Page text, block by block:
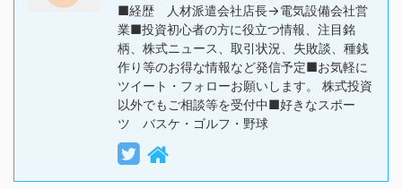
■経歴 人材派遣会社店長→電気設備会社営
業■投資初心者の方に役立つ情報、注目銘
柄、株式ニュース、取引状況、失敗談、種銭
作り等のお得な情報など発信予定■お気軽に
ツイート・フォローお願いします。 株式投資
以外でもご相談等を受付中■好きなスポー
ツ バスケ・ゴルフ・野球